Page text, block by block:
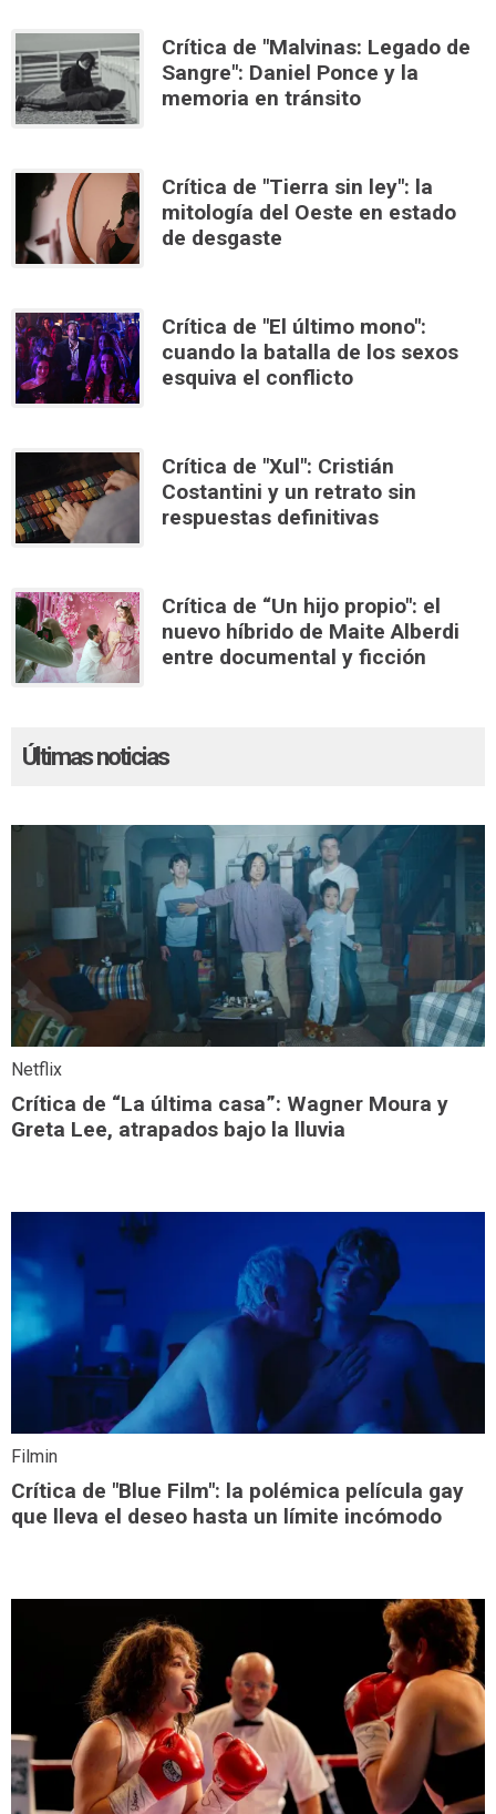
Crítica de "Malvinas: Legado de
Sangre": Daniel Ponce y la
memoria en tránsito
Crítica de "Tierra sin ley": la
mitología del Oeste en estado
de desgaste
Crítica de "El último mono":
cuando la batalla de los sexos
esquiva el conflicto
Crítica de "Xul": Cristián
Costantini y un retrato sin
respuestas definitivas
Crítica de “Un hijo propio": el
nuevo híbrido de Maite Alberdi
entre documental y ficción
Últimas noticias
Netflix
Crítica de “La última casa”: Wagner Moura y
Greta Lee, atrapados bajo la lluvia
Filmin
Crítica de "Blue Film": la polémica película gay
que lleva el deseo hasta un límite incómodo